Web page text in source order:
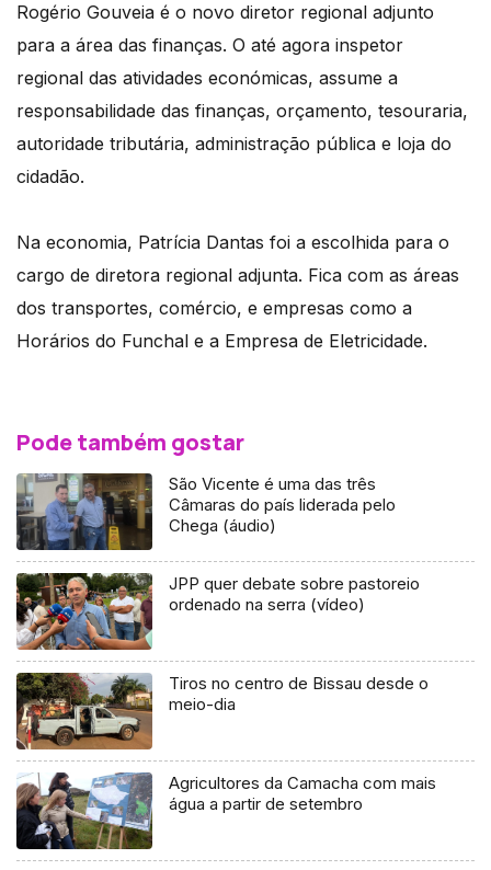
Rogério Gouveia é o novo diretor regional adjunto
para a área das finanças. O até agora inspetor
regional das atividades económicas, assume a
responsabilidade das finanças, orçamento, tesouraria,
autoridade tributária, administração pública e loja do
cidadão.
Na economia, Patrícia Dantas foi a escolhida para o
cargo de diretora regional adjunta. Fica com as áreas
dos transportes, comércio, e empresas como a
Horários do Funchal e a Empresa de Eletricidade.
Pode também gostar
São Vicente é uma das três
Câmaras do país liderada pelo
Chega (áudio)
JPP quer debate sobre pastoreio
ordenado na serra (vídeo)
Tiros no centro de Bissau desde o
meio-dia
Agricultores da Camacha com mais
água a partir de setembro